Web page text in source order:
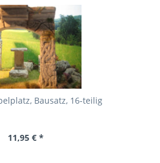
Bausatz, 16-teilig
11,95 € *